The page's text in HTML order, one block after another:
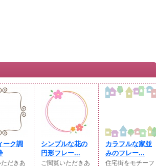
ーク調
だきあ
シンプルな花の
円形フレー...
ご閲覧いただきあ
カラフルな家並
みのフレー...
住宅街をモチーフ